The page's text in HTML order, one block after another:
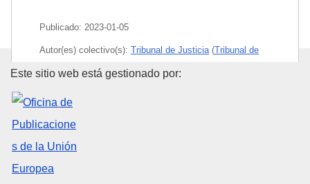
Publicado: 2023-01-05
Autor(es) colectivo(s): Tribunal de Justicia(Tribunal de
Justicia de la Unión Europea
Tema:
indemnización
CELEX : 62023CN0005
OJ : JOC_2023_216_R_0031
Oficina de Publicaciones de la
Este sitio web está gestionado por: